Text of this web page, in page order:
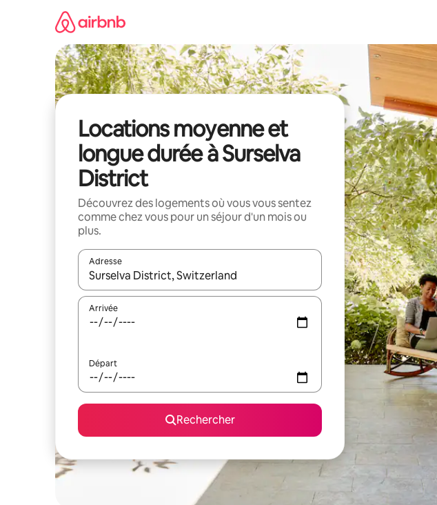
Locations moyenne et
longue durée à Surselva
District
Découvrez des logements où vous vous sentez
comme chez vous pour un séjour d'un mois ou
plus.
Adresse
Lorsque les résultats s'affichent, utilisez les flèches vers le haut et vers le bas
Arrivée
Départ
Rechercher